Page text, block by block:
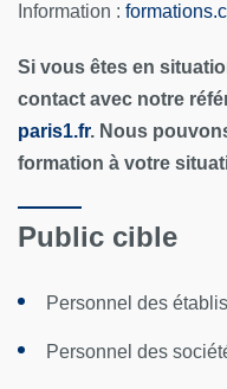
Information :
Si vous êtes en
contact avec notre
paris1.fr. Nous
formation à votre
Public cible
Personnel des
Personnel des